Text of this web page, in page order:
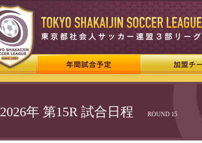
2026年 第15R 試合日程 ROUND 15